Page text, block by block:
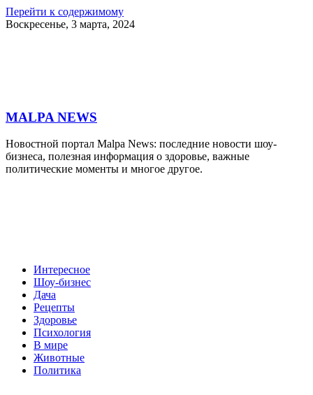
Перейти к содержимому
Воскресенье, 3 марта, 2024
MALPA NEWS
Новостной портал Malpa News: последние новости шоу-
бизнеса, полезная информация о здоровье, важные
политические моменты и многое другое.
Интересное
Шоу-бизнес
Дача
Рецепты
Здоровье
Психология
В мире
Животные
Политика